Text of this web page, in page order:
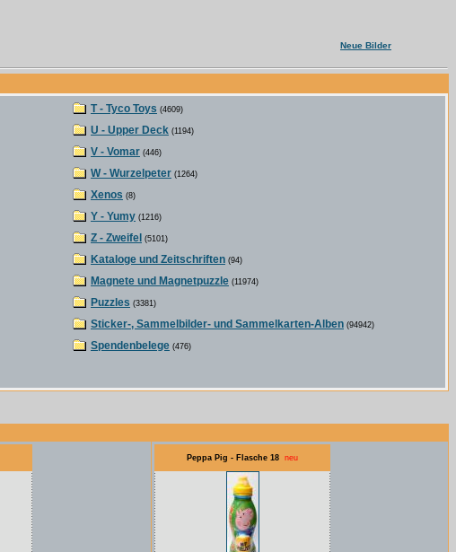
Neue Bilder
T - Tyco Toys (4609)
U - Upper Deck (1194)
V - Vomar (446)
W - Wurzelpeter (1264)
Xenos (8)
Y - Yumy (1216)
Z - Zweifel (5101)
Kataloge und Zeitschriften (94)
Magnete und Magnetpuzzle (11974)
Puzzles (3381)
Sticker-, Sammelbilder- und Sammelkarten-Alben (94942)
Spendenbelege (476)
Peppa Pig - Flasche 18 neu